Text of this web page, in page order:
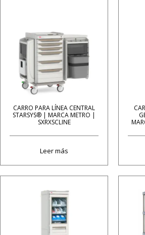
CARRO PARA LÍNEA CENTRAL
STARSYS® | MARCA METRO |
SXRXSCLINE
Leer más